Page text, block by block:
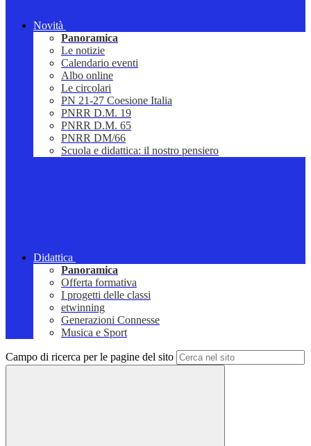
Novità
Panoramica
Le notizie
Calendario eventi
Albo online
Le circolari
PN 21-27 Coesione Italia
PNRR D.M. 19
PNRR D.M. 65
PNRR DM/66
Scuola e didattica: il nostro pensiero
Didattica
Panoramica
Offerta formativa
I progetti delle classi
etwinning
Generazioni Connesse
Musica e Sport
Campo di ricerca per le pagine del sito